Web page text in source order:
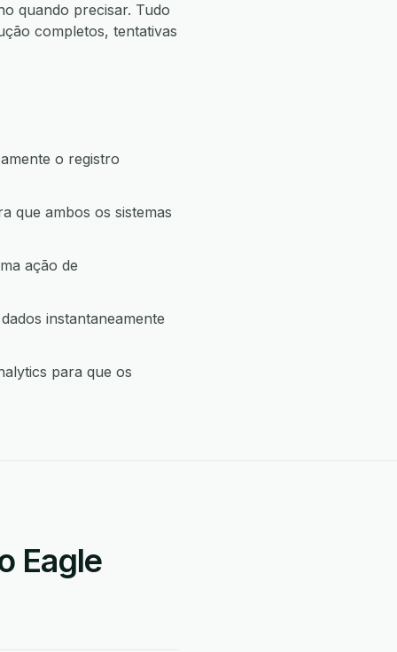
quando precisar. Tudo
completos, tentativas
o registro
que ambos os sistemas
ação de
instantaneamente
para que os
Eagle